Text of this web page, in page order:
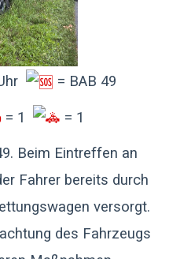
= BAB 49
= 1 = 1
Beim Eintreffen an
Fahrer bereits durch
versorgt.
des Fahrzeugs